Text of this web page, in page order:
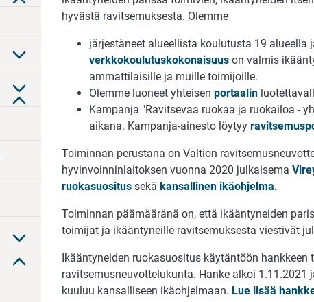
hyvästä ravitsemuksesta. Olemme
järjestäneet alueellista koulutusta 19 alueella
verkkokoulutuskokonaisuus on valmis
ammattilaisille ja muille toimijoille.
Olemme luoneet yhteisen portaalin
Kampanja "Ravitsevaa ruokaa ja ruokailoa -
aikana. Kampanja-ainesto löytyy
Toiminnan perustana on Valtion
hyvinvoinninlaitoksen vuonna 2020 julkaisema
ruokasuositus sekä kansallinen ikäohjelma.
Toiminnan päämääränä on, että ikääntyneiden
toimijat ja ikääntyneille ravitsemuksesta viestivät
Ikääntyneiden ruokasuositus käytäntöön hankkeen
ravitsemusneuvottelukunta. Hanke alkoi 1.11.2021
kuuluu kansalliseen ikäohjelmaan. Lue lisää